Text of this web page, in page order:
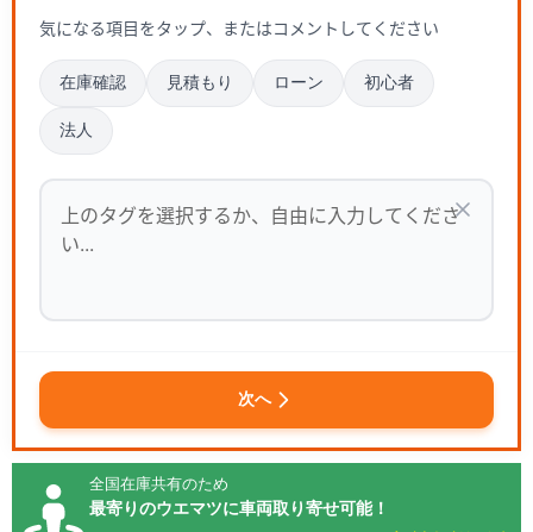
気になる項目をタップ、またはコメントしてください
在庫確認 見積もり ローン 初心者
法人
次へ
全国在庫共有のため
最寄りのウエマツに車両取り寄せ可能！